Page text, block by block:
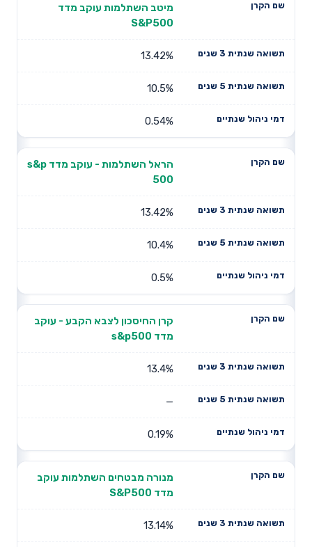
מיטב השתלמות עוקב מדד
S&P500
13.42%
10.5%
0.54%
הראל השתלמות - עוקב מדד s&p
500
13.42%
10.4%
0.5%
קרן החיסכון לצבא הקבע - עוקב
מדד s&p500
13.4%
—
0.19%
מנורה מבטחים השתלמות עוקב
מדד S&P500
13.14%